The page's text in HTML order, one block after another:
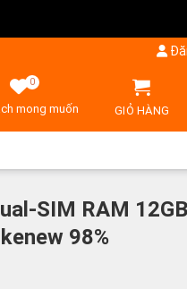
0
mong muốn GIỎ HÀNG
SIM RAM
98%